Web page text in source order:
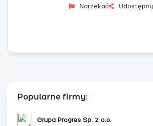
Narzekać
Udostępnij
Popularne firmy:
Grupa Progres Sp. z o.o.